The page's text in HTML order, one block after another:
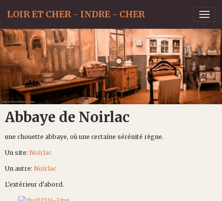
LOIR ET CHER - INDRE - CHER
Abbaye de Noirlac
une chouette abbaye, où une certaine sérénité règne.
Un site: Noirlac
Un autre: Noirlac
L'extérieur d'abord.